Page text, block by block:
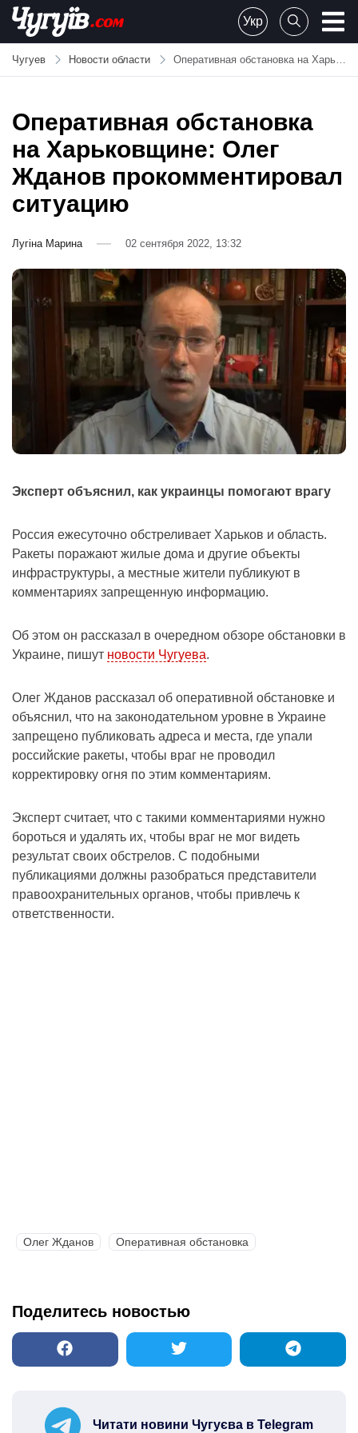
Skip
content
Chuguiv
Укр
Чугуев Новости области Оперативная обстановка на Харьковщине: Олег Жданов прокомментировал ситуацию
Оперативная обстановка
на Харьковщине: Олег
Жданов прокомментировал
ситуацию
Лугіна Марина 02 сентября 2022, 13:32
Эксперт объяснил, как украинцы помогают врагу
Россия ежесуточно обстреливает Харьков и область.
Ракеты поражают жилые дома и другие объекты
инфраструктуры, а местные жители публикуют в
комментариях запрещенную информацию.
Об этом он рассказал в очередном обзоре обстановки в
Украине, пишут новости Чугуева.
Олег Жданов рассказал об оперативной обстановке и
объяснил, что на законодательном уровне в Украине
запрещено публиковать адреса и места, где упали
российские ракеты, чтобы враг не проводил
корректировку огня по этим комментариям.
Эксперт считает, что с такими комментариями нужно
бороться и удалять их, чтобы враг не мог видеть
результат своих обстрелов. С подобными
публикациями должны разобраться представители
правоохранительных органов, чтобы привлечь к
ответственности.
Олег Жданов Оперативная обстановка
Поделитесь новостью
Читати новини Чугуєва в Telegram